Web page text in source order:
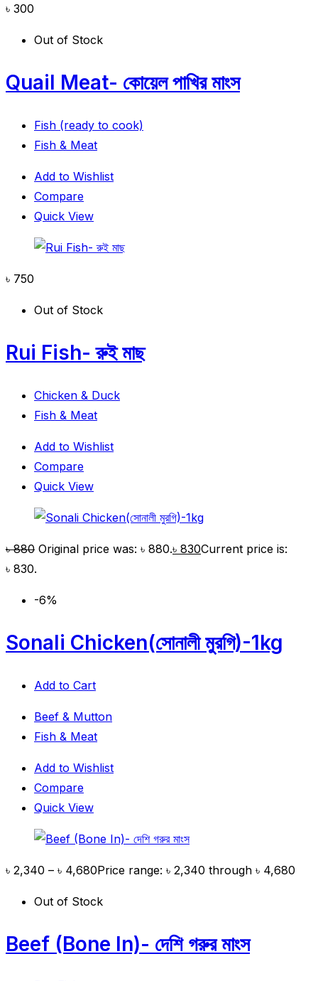
৳ 300
Out of Stock
Quail Meat- কোয়েল পাখির মাংস
Fish (ready to cook)
Fish & Meat
Add to Wishlist
Compare
Quick View
৳ 750
Out of Stock
Rui Fish- রুই মাছ
Chicken & Duck
Fish & Meat
Add to Wishlist
Compare
Quick View
৳880 Original price was: ৳ 880.৳ 830Current price is:
৳ 830.
-6%
Sonali Chicken(সোনালী মুরগি)-1kg
Add to Cart
Beef & Mutton
Fish & Meat
Add to Wishlist
Compare
Quick View
৳ 2,340 – ৳ 4,680Price range: ৳ 2,340 through ৳ 4,680
Out of Stock
Beef (Bone In)- দেশি গরুর মাংস